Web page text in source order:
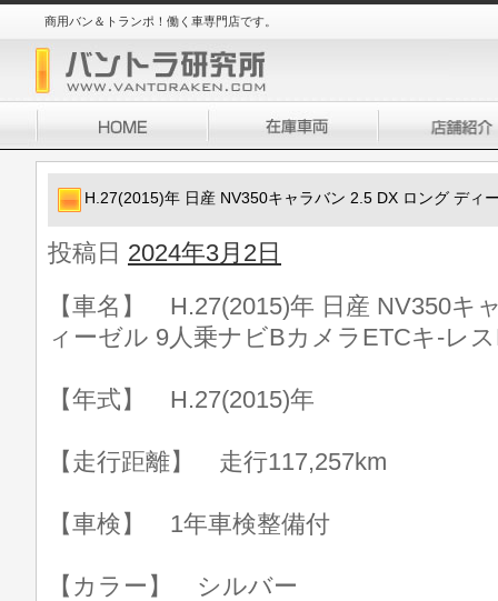
商用バン＆トランポ！働く車専門店です。
H.27(2015)年 日産 NV350キャラバン 2.5 DX ロング ディ
投稿日 2024年3月2日
【車名】 H.27(2015)年 日産 NV350キ
ィーゼル 9人乗ナビBカメラETCキ-レ
【年式】 H.27(2015)年
【走行距離】 走行117,257km
【車検】 1年車検整備付
【カラー】 シルバー